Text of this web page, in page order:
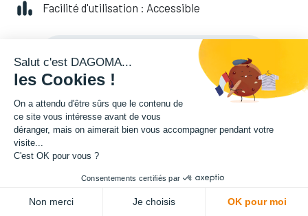
Facilité d'utilisation : Accessible
49,99€HT
(49,99 TVA comprise)
Salut c'est DAGOMA...
les Cookies !
On a attendu d'être sûrs que le contenu de
ce site vous intéresse avant de vous
déranger, mais on aimerait bien vous accompagner pendant votre
visite...
C'est OK pour vous ?
Consentements certifiés par
Non merci Je choisis OK pour moi